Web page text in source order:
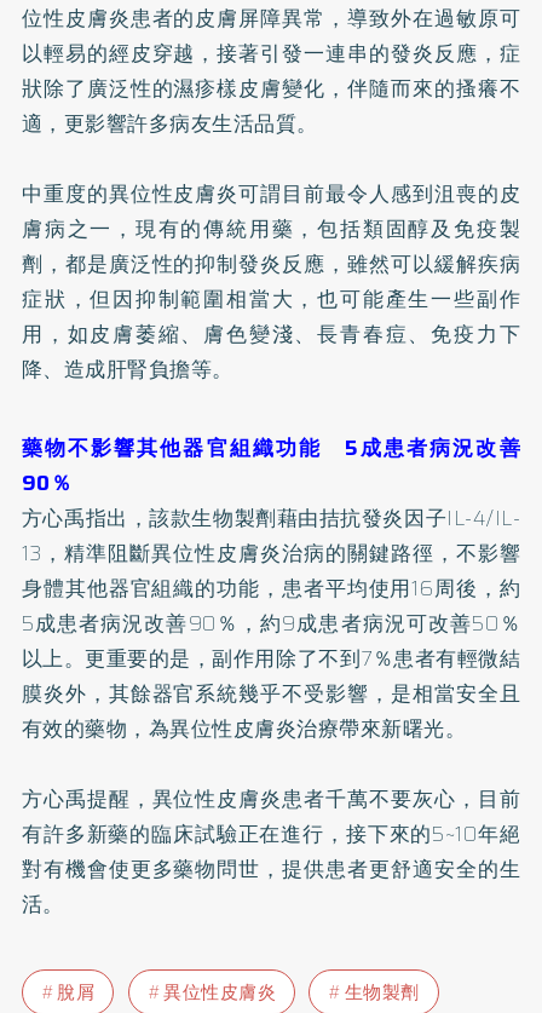
位性皮膚炎患者的皮膚屏障異常，導致外在過敏原可
以輕易的經皮穿越，接著引發一連串的發炎反應，症
狀除了廣泛性的濕疹樣皮膚變化，伴隨而來的搔癢不
適，更影響許多病友生活品質。
中重度的異位性皮膚炎可謂目前最令人感到沮喪的皮
膚病之一，現有的傳統用藥，包括類固醇及免疫製
劑，都是廣泛性的抑制發炎反應，雖然可以緩解疾病
症狀，但因抑制範圍相當大，也可能產生一些副作
用，如皮膚萎縮、膚色變淺、長青春痘、免疫力下
降、造成肝腎負擔等。
藥物不影響其他器官組織功能 5成患者病況改善
90％
方心禹指出，該款生物製劑藉由拮抗發炎因子IL-4/IL-
13，精準阻斷異位性皮膚炎治病的關鍵路徑，不影響
身體其他器官組織的功能，患者平均使用16周後，約
5成患者病況改善90％，約9成患者病況可改善50％
以上。更重要的是，副作用除了不到7％患者有輕微結
膜炎外，其餘器官系統幾乎不受影響，是相當安全且
有效的藥物，為異位性皮膚炎治療帶來新曙光。
方心禹提醒，異位性皮膚炎患者千萬不要灰心，目前
有許多新藥的臨床試驗正在進行，接下來的5~10年絕
對有機會使更多藥物問世，提供患者更舒適安全的生
活。
脫屑 異位性皮膚炎 生物製劑